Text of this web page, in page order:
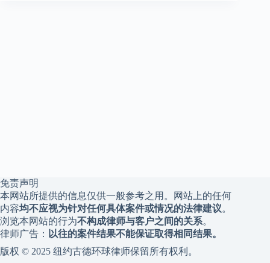
免责声明
本网站所提供的信息仅供一般参考之用。网站上的任何
内容均不应视为针对任何具体案件或情况的法律建议。
浏览本网站的行为不构成律师与客户之间的关系。
律师广告： 以往的案件结果不能保证取得相同结果。
版权 © 2025 纽约古德环球律师保留所有权利。